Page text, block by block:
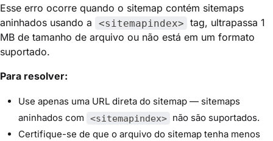
Esse erro ocorre quando o sitemap contém sitemaps
aninhados usando a
<sitemapindex> tag, ultrapassa 1
MB de tamanho de arquivo ou não está em um formato
suportado.
Para resolver:
Use apenas uma URL direta do sitemap — sitemaps
aninhados com
<sitemapindex> não são suportados.
Certifique-se de que o arquivo do sitemap tenha menos